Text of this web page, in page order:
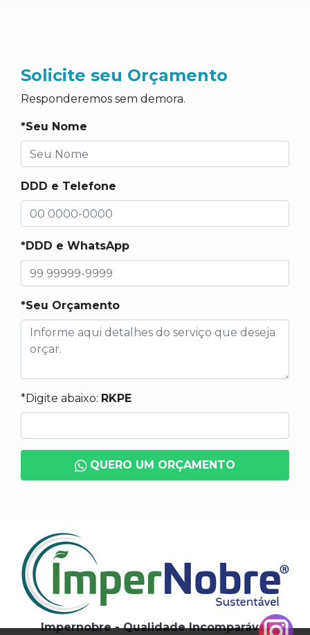
Solicite seu Orçamento
Responderemos sem demora.
*Seu Nome
DDD e Telefone
*DDD e WhatsApp
*Seu Orçamento
*Digite abaixo: RKPE
QUERO UM ORÇAMENTO
Impernobre - Qualidade Incomparável